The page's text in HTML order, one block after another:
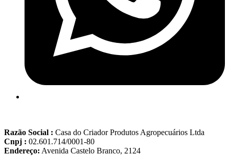
Razão Social : Casa do Criador Produtos Agropecuários Ltda
Cnpj : 02.601.714/0001-80
Endereço: Avenida Castelo Branco, 2124